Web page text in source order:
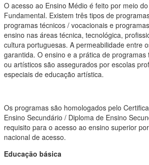
O acesso ao Ensino Médio é feito por meio
Fundamental. Existem três tipos de
programas técnicos / vocacionais e
ensino nas áreas técnica, tecnológica,
cultura portuguesas. A permeabilidade entre
garantida. O ensino e a prática de programas
ou artísticos são assegurados por escolas
especiais de educação artística.
Os programas são homologados pelo
Ensino Secundário / Diploma de Ensino
requisito para o acesso ao ensino superior
nacional de acesso.
Educação básica